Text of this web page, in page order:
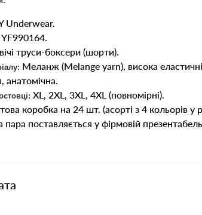
Underwear.
YF990164.
труси-боксери (шорти).
Меланж (Melange yarn), висока
анатомічна.
XL, 2XL, 3XL, 4XL (повномірні).
коробка на 24 шт. (асорті з 4 кольорів у
поставляється у фірмовій